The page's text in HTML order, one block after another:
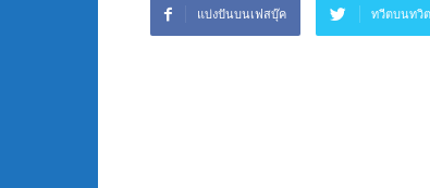
แบ่งปันบนเฟสบุ๊ค ทวีตบนทวิ